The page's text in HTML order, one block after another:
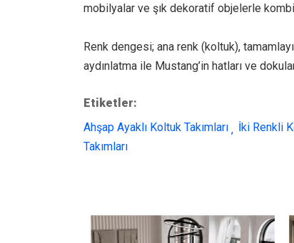
mobilyalar ve şık dekoratif objelerle
Renk dengesi; ana renk (koltuk),
aydınlatma ile Mustang’in hatları ve
Etiketler:
Ahşap Ayaklı Koltuk Takımları
İki Renkli
Takımları